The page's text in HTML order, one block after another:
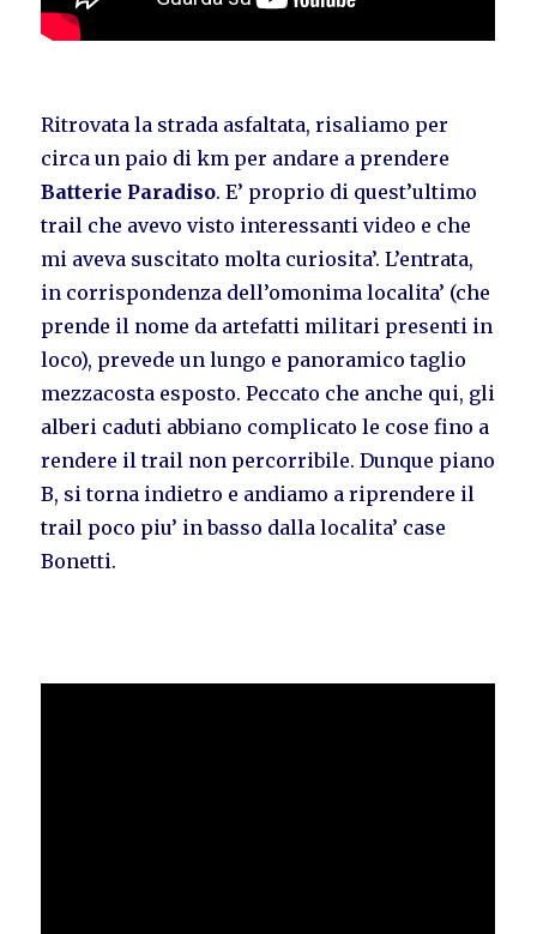
Ritrovata la strada asfaltata, risaliamo per
circa un paio di km per andare a prendere
Batterie Paradiso. E’ proprio di quest’ultimo
trail che avevo visto interessanti video e che
mi aveva suscitato molta curiosita’. L’entrata,
in corrispondenza dell’omonima localita’ (che
prende il nome da artefatti militari presenti in
loco), prevede un lungo e panoramico taglio
mezzacosta esposto. Peccato che anche qui, gli
alberi caduti abbiano complicato le cose fino a
rendere il trail non percorribile. Dunque piano
B, si torna indietro e andiamo a riprendere il
trail poco piu’ in basso dalla localita’ case
Bonetti.